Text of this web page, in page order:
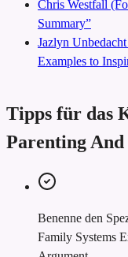
Chris Westfall
Summary”
Jazlyn
Examples to
Tipps für das
Parenting
Benenne den
Family Systems